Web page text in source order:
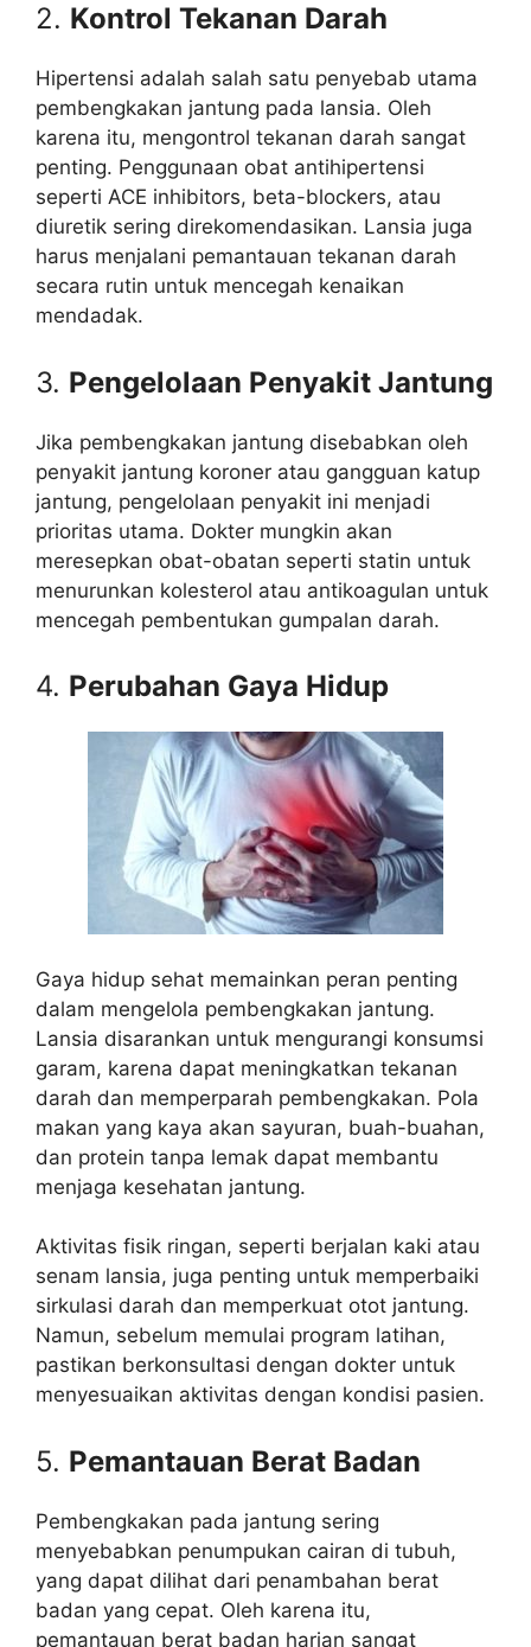
2. Kontrol Tekanan Darah
Hipertensi adalah salah satu penyebab utama
pembengkakan jantung pada lansia. Oleh
karena itu, mengontrol tekanan darah sangat
penting. Penggunaan obat antihipertensi
seperti ACE inhibitors, beta-blockers, atau
diuretik sering direkomendasikan. Lansia juga
harus menjalani pemantauan tekanan darah
secara rutin untuk mencegah kenaikan
mendadak.
3. Pengelolaan Penyakit Jantung
Jika pembengkakan jantung disebabkan oleh
penyakit jantung koroner atau gangguan katup
jantung, pengelolaan penyakit ini menjadi
prioritas utama. Dokter mungkin akan
meresepkan obat-obatan seperti statin untuk
menurunkan kolesterol atau antikoagulan untuk
mencegah pembentukan gumpalan darah.
4. Perubahan Gaya Hidup
Gaya hidup sehat memainkan peran penting
dalam mengelola pembengkakan jantung.
Lansia disarankan untuk mengurangi konsumsi
garam, karena dapat meningkatkan tekanan
darah dan memperparah pembengkakan. Pola
makan yang kaya akan sayuran, buah-buahan,
dan protein tanpa lemak dapat membantu
menjaga kesehatan jantung.
Aktivitas fisik ringan, seperti berjalan kaki atau
senam lansia, juga penting untuk memperbaiki
sirkulasi darah dan memperkuat otot jantung.
Namun, sebelum memulai program latihan,
pastikan berkonsultasi dengan dokter untuk
menyesuaikan aktivitas dengan kondisi pasien.
5. Pemantauan Berat Badan
Pembengkakan pada jantung sering
menyebabkan penumpukan cairan di tubuh,
yang dapat dilihat dari penambahan berat
badan yang cepat. Oleh karena itu,
pemantauan berat badan harian sangat